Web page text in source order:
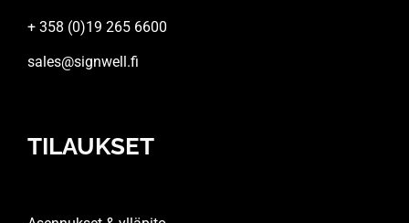
+ 358 (0)19 265 6600
sales@signwell.fi
TILAUKSET